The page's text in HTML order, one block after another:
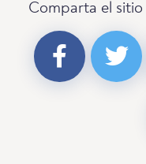
Comparta el sitio